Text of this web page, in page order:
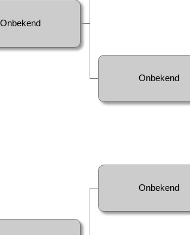
Onbekend
Onbekend
Onbekend